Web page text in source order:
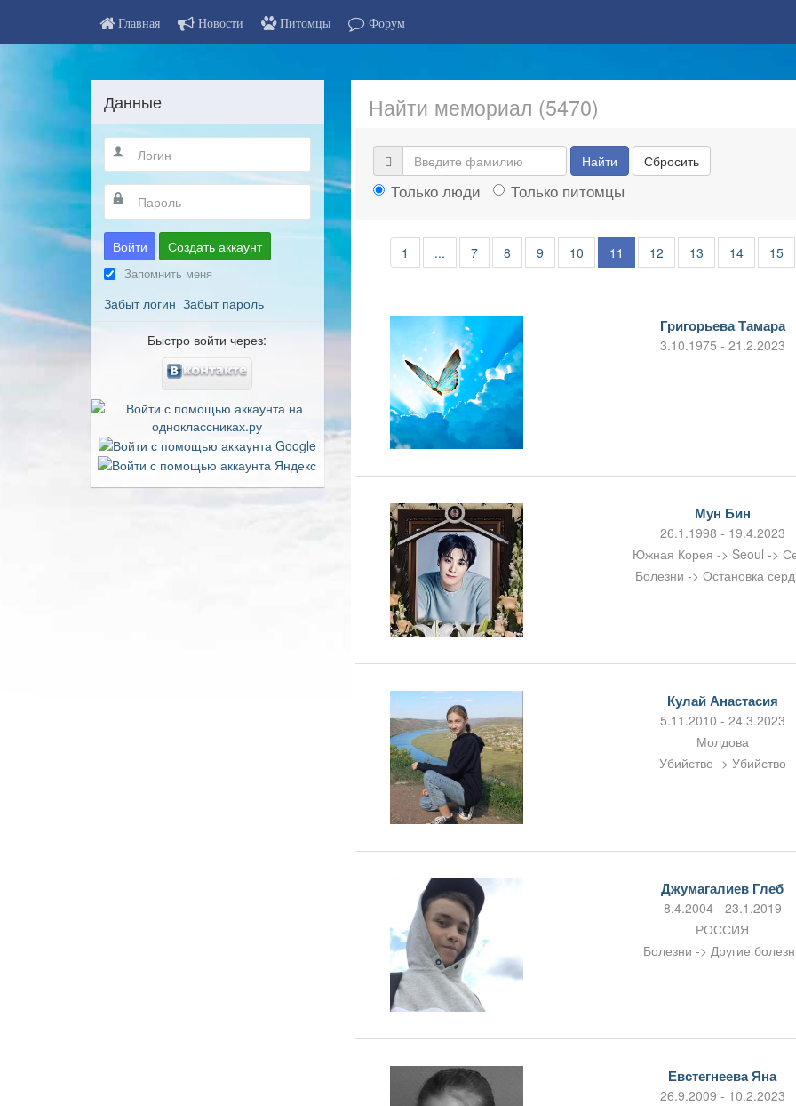
Главная Новости Питомцы Форум
Найти мемориал (5470)
Найти Сбросить
Только люди Только питомцы
1 ... 7 8 9 10 11 12 13 14 15
Григорьева Тамара
3.10.1975 - 21.2.2023
Мун Бин
26.1.1998 - 19.4.2023
Южная Корея -> Seoul ->
Болезни -> Остановка
Кулай Анастасия
5.11.2010 - 24.3.2023
Молдова
Убийство -> Убийство
Джумагалиев Глеб
8.4.2004 - 23.1.2019
РОССИЯ
Болезни -> Другие
Евстегнеева Яна
26.9.2009 - 10.2.2023
Данные
Войти Создать аккаунт
Запомнить меня
Забыт логин Забыт пароль
Быстро войти через: